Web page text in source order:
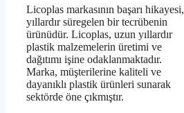
Licoplas markasının başarı hikayesi,
yıllardır süregelen bir tecrübenin
ürünüdür. Licoplas, uzun yıllardır
plastik malzemelerin üretimi ve
dağıtımı işine odaklanmaktadır.
Marka, müşterilerine kaliteli ve
dayanıklı plastik ürünleri sunarak
sektörde öne çıkmıştır.